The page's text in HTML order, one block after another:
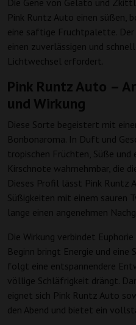
Die Gene von Gelato und
Pink Runtz Auto einen süßen,
eine saftige Fruchtpalette.
einen zuverlässigen und
Lichtwechsel erfordert.
Pink Runtz Auto –
und Wirkung
Diese Sorte begeistert mit
Bonbonaroma. In Duft und
tropischen Früchten, Süße und
Kirschnote wahrnehmbar, die
Dieses Profil lässt Pink Runtz
Süßigkeiten mit einem sauren
lange einen angenehmen
Die Wirkung verbindet
Beginn bringt Energie und
folgt eine entspannendere
völlige Schläfrigkeit drängt.
eignet sich Pink Runtz Auto
den Abend und bietet ein